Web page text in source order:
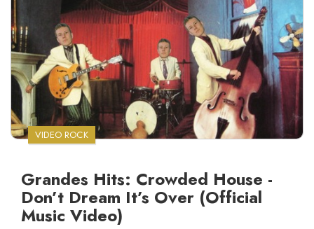
VIDEO ROCK
Grandes Hits: Crowded House -
Don’t Dream It’s Over (Official
Music Video)